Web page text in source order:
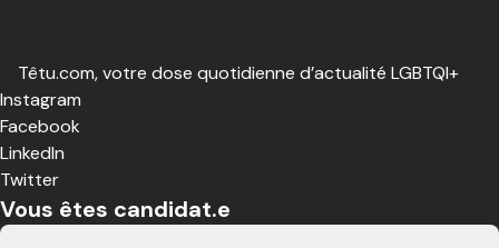
Têtu.com, votre dose quotidienne d’actualité LGBTQI+
Instagram
Facebook
LinkedIn
Twitter
Vous êtes candidat.e